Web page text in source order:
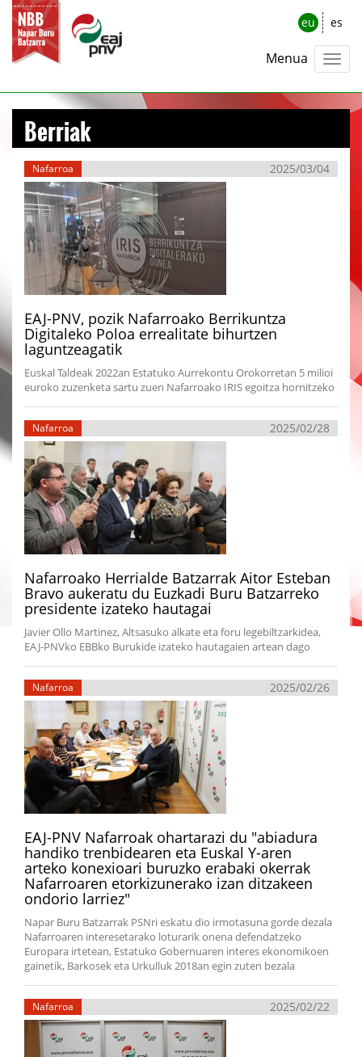
eu es
Menua
Berriak
Nafarroa 2025/03/04
EAJ-PNV, pozik Nafarroako Berrikuntza
Digitaleko Poloa errealitate bihurtzen
laguntzeagatik
Euskal Taldeak 2022an Estatuko Aurrekontu Orokorretan 5 milioi
euroko zuzenketa sartu zuen Nafarroako IRIS egoitza hornitzeko
Nafarroa 2025/02/28
Nafarroako Herrialde Batzarrak Aitor Esteban
Bravo aukeratu du Euzkadi Buru Batzarreko
presidente izateko hautagai
Javier Ollo Martinez, Altsasuko alkate eta foru legebiltzarkidea,
EAJ-PNVko EBBko Burukide izateko hautagaien artean dago
Nafarroa 2025/02/26
EAJ-PNV Nafarroak ohartarazi du "abiadura
handiko trenbidearen eta Euskal Y-aren
arteko konexioari buruzko erabaki okerrak
Nafarroaren etorkizunerako izan ditzakeen
ondorio larriez"
Napar Buru Batzarrak PSNri eskatu dio irmotasuna gorde dezala
Nafarroaren interesetarako loturarik onena defendatzeko
Europara irtetean, Estatuko Gobernuaren interes ekonomikoen
gainetik, Barkosek eta Urkulluk 2018an egin zuten bezala
Nafarroa 2025/02/22